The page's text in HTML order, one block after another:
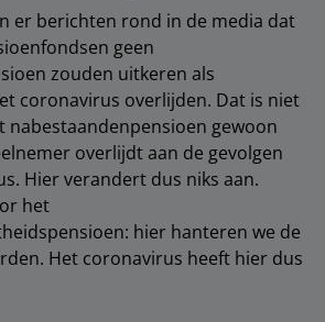
er berichten rond in de media dat
geen
zouden uitkeren als
coronavirus overlijden. Dat is niet
nabestaandenpensioen gewoon
overlijdt aan de gevolgen
Hier verandert dus niks aan.
het
hier hanteren we de
Het coronavirus heeft hier dus